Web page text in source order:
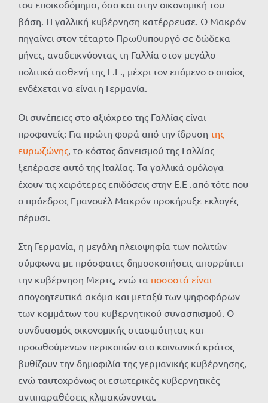
του εποικοδόμημα, όσο και στην οικονομική του
βάση. Η γαλλική κυβέρνηση κατέρρευσε. Ο Μακρόν
πηγαίνει στον τέταρτο Πρωθυπουργό σε δώδεκα
μήνες, αναδεικνύοντας τη Γαλλία στον μεγάλο
πολιτικό ασθενή της Ε.Ε., μέχρι τον επόμενο ο οποίος
ενδέχεται να είναι η Γερμανία.
Οι συνέπειες στο αξιόχρεο της Γαλλίας είναι
προφανείς: Για πρώτη φορά από την ίδρυση της
ευρωζώνης , το κόστος δανεισμού της Γαλλίας
ξεπέρασε αυτό της Ιταλίας. Τα γαλλικά ομόλογα
έχουν τις χειρότερες επιδόσεις στην Ε.Ε .από τότε που
ο πρόεδρος Εμανουέλ Μακρόν προκήρυξε εκλογές
πέρυσι.
Στη Γερμανία, η μεγάλη πλειοψηφία των πολιτών
σύμφωνα με πρόσφατες δημοσκοπήσεις απορρίπτει
την κυβέρνηση Μερτς, ενώ τα ποσοστά είναι
απογοητευτικά ακόμα και μεταξύ των ψηφοφόρων
των κομμάτων του κυβερνητικού συνασπισμού. Ο
συνδυασμός οικονομικής στασιμότητας και
προωθούμενων περικοπών στο κοινωνικό κράτος
βυθίζουν την δημοφιλία της γερμανικής κυβέρνησης,
ενώ ταυτοχρόνως οι εσωτερικές κυβερνητικές
αντιπαραθέσεις κλιμακώνονται.